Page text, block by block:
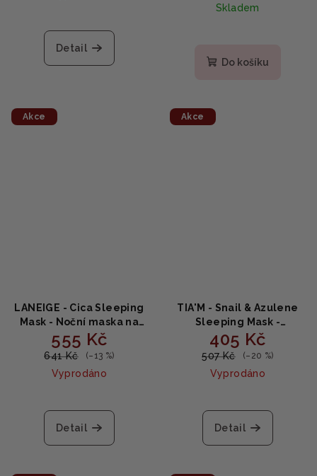
Detail
Skladem
Do košíku
Akce
LANEIGE - Cica Sleeping
Mask - Noční maska na
obličej 60ml
555 Kč
641 Kč (–13 %)
Vyprodáno
Detail
Akce
TIA'M - Snail & Azulene
Sleeping Mask -
Revitalizační maska na
spaní 80ml
405 Kč
507 Kč (–20 %)
Vyprodáno
Detail